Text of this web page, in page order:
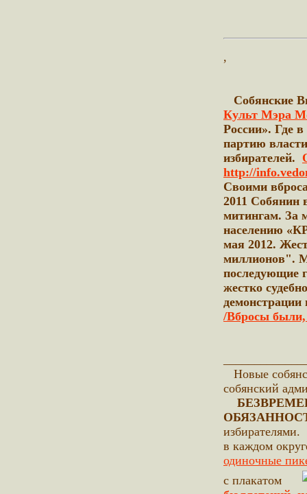
,
Собянские
Культ Мэра
России». Где
партию
избирателей.
http://
Своими
2011 Собянин
митингам. За
населению
мая 2012.
миллионов".
последующие
жестко
демонстрации
/Вбросы были,
Новые
собянский
избирателями.
в каждом
одиночные
с плакатом